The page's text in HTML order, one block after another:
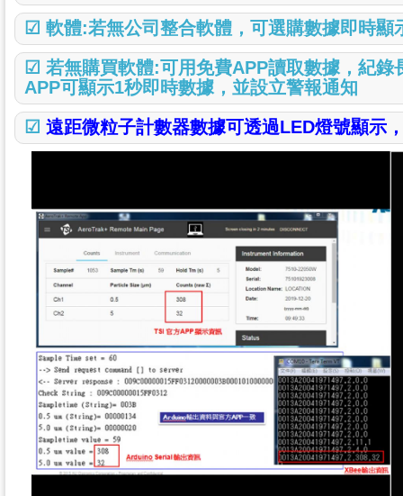
☑ 軟體:若無公司整合軟體，可選購數據即時顯
☑ 若無購買軟體:可用免費APP讀取數據，紀錄
APP可顯示1秒即時數據，並設立警報通知
☑ 遠距微粒子計數器數據可透過LED燈號顯示